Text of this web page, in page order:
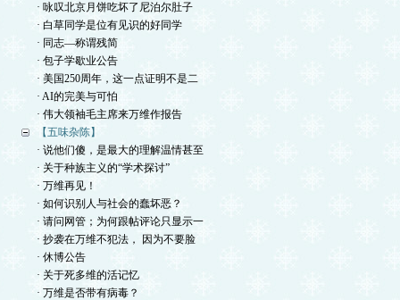
· 咏叹北京月饼吃坏了尼泊尔肚子
· 白草同学是位有见识的好同学
· 同志—称谓残简
· 包子学歇业公告
· 美国250周年，这一点证明不是二
· AI的完美与可怕
· 伟大领袖毛主席来万维作报告
【五味杂陈】
· 说他们傻，是最大的理解温情甚至
· 关于种族主义的“学术探讨”
· 万维再见！
· 如何识别人与社会的蠢坏恶？
· 请问网管；为何跟帖评论只显示一
· 抄袭在万维不犯法， 因为不要脸
· 休博公告
· 关于死多维的活记忆
· 万维是否带有病毒？